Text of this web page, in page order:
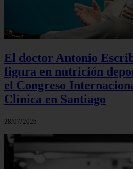
El doctor Antonio
figura en nutrición
el Congreso
Clínica en Santiago
28/07/2026